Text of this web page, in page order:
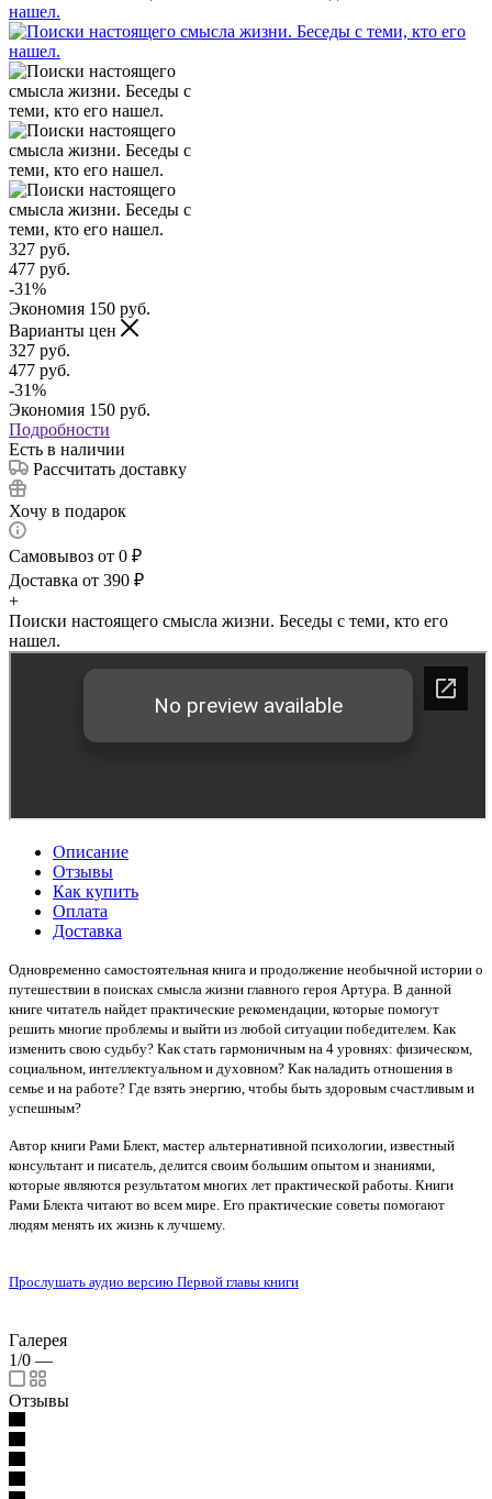
327 руб.
477 руб.
-31%
Экономия 150 руб.
Варианты цен
327 руб.
477 руб.
-31%
Экономия 150 руб.
Подробности
Есть в наличии
Рассчитать доставку
Хочу в подарок
Самовывоз от 0 ₽
Доставка от 390 ₽
+
Поиски настоящего смысла жизни. Беседы с теми, кто его
нашел.
Описание
Отзывы
Как купить
Оплата
Доставка
Одновременно самостоятельная книга и продолжение необычной истории о
путешествии в поисках смысла жизни главного героя Артура. В данной
книге читатель найдет практические рекомендации, которые помогут
решить многие проблемы и выйти из любой ситуации победителем. Как
изменить свою судьбу? Как стать гармоничным на 4 уровнях: физическом,
социальном, интеллектуальном и духовном? Как наладить отношения в
семье и на работе? Где взять энергию, чтобы быть здоровым счастливым и
успешным?
Автор книги Рами Блект, мастер альтернативной психологии, известный
консультант и писатель, делится своим большим опытом и знаниями,
которые являются результатом многих лет практической работы. Книги
Рами Блекта читают во всем мире. Его практические советы помогают
людям менять их жизнь к лучшему.
Прослушать аудио версию Первой главы книги
Галерея
1/0 —
Отзывы